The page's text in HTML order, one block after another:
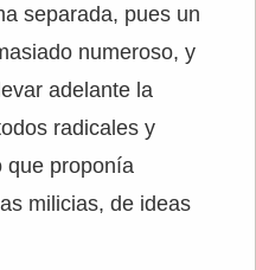
separada, pues un
numeroso, y
adelante la
radicales y
que proponía
milicias, de ideas